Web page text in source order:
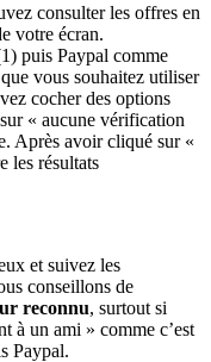
consulter les offres en
votre écran.
puis Paypal comme
vous souhaitez utiliser
cocher des options
« aucune vérification
Après avoir cliqué sur «
les résultats
et suivez les
conseillons de
reconnu, surtout si
à un ami » comme c’est
Paypal.